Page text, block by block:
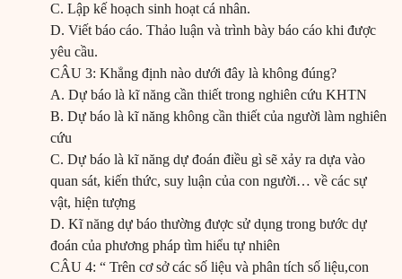
C. Lập kế hoạch sinh hoạt cá nhân.
D. Viết báo cáo. Thảo luận và trình bày báo cáo khi được
yêu cầu.
CÂU 3: Khẳng định nào dưới đây là không đúng?
A. Dự báo là kĩ năng cần thiết trong nghiên cứu KHTN
B. Dự báo là kĩ năng không cần thiết của người làm nghiên
cứu
C. Dự báo là kĩ năng dự đoán điều gì sẽ xảy ra dựa vào
quan sát, kiến thức, suy luận của con người… về các sự
vật, hiện tượng
D. Kĩ năng dự báo thường được sử dụng trong bước dự
đoán của phương pháp tìm hiểu tự nhiên
CÂU 4: “ Trên cơ sở các số liệu và phân tích số liệu,con